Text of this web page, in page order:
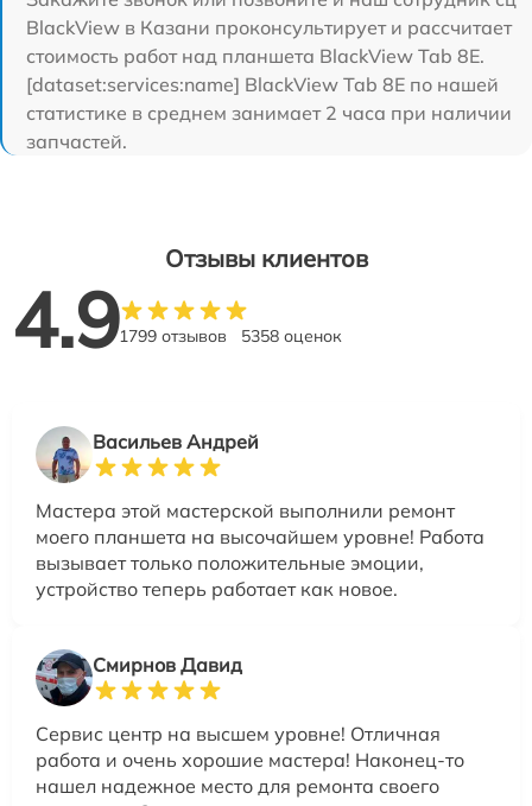
BlackView в Казани проконсультирует и рассчитает
стоимость работ над планшета BlackView Tab 8E.
[dataset:services:name] BlackView Tab 8E по нашей
статистике в среднем занимает 2 часа при наличии
запчастей.
Отзывы клиентов
4.91799 отзывов 5358 оценок
Васильев Андрей
Мастера этой мастерской выполнили ремонт
моего планшета на высочайшем уровне! Работа
вызывает только положительные эмоции,
устройство теперь работает как новое.
Смирнов Давид
Сервис центр на высшем уровне! Отличная
работа и очень хорошие мастера! Наконец-то
нашел надежное место для ремонта своего